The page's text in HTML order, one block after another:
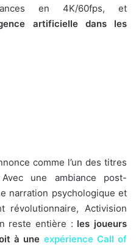
en 4K/60fps, et
artificielle dans les
comme l’un des titres
une ambiance post-
narration psychologique et
révolutionnaire, Activision
reste entière : les joueurs
à une expérience Call of